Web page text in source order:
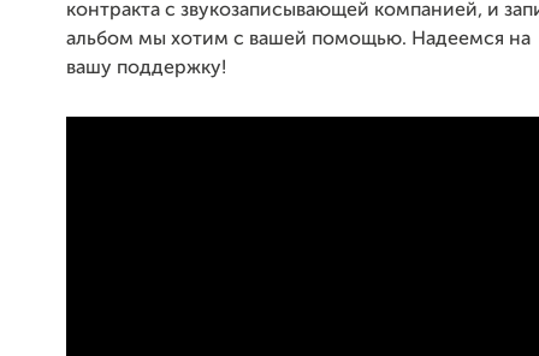
контракта с звукозаписывающей компанией, и
альбом мы хотим с вашей помощью. Надеемся на
вашу поддержку!